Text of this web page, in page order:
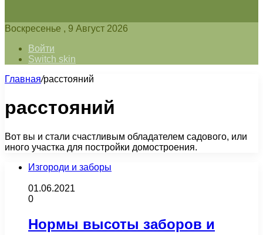
Воскресенье , 9 Август 2026
Войти
Switch skin
Главная/расстояний
расстояний
Вот вы и стали счастливым обладателем садового, или
иного участка для постройки домостроения.
Изгороди и заборы
01.06.2021
0
Нормы высоты заборов и